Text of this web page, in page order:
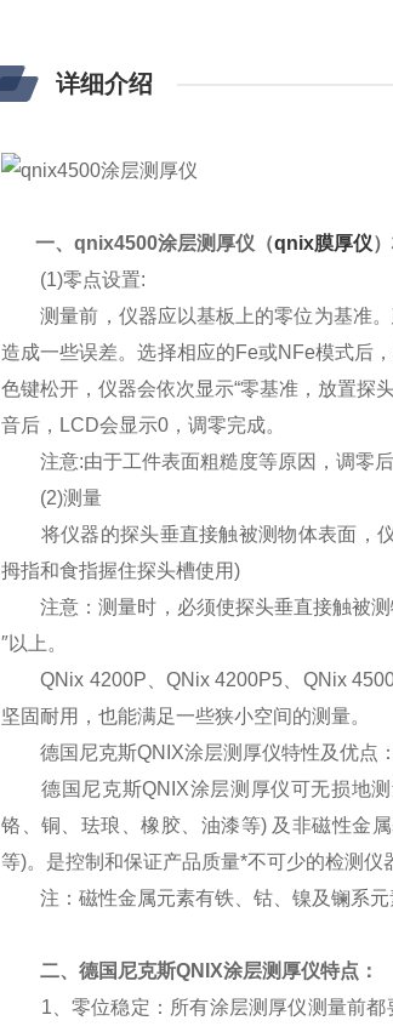
详细介绍
一、qnix4500涂层测厚仪（qnix膜厚仪
(1)零点设置:
测量前，仪器应以基板上的零位为基准。
造成一些误差。选择相应的Fe或NFe模式后
色键松开，仪器会依次显示“零基准，放置探
音后，LCD会显示0，调零完成。
注意:由于工件表面粗糙度等原因，调零后
(2)测量
将仪器的探头垂直接触被测物体表面，仪
拇指和食指握住探头槽使用)
注意：测量时，必须使探头垂直接触被测
″以上。
QNix 4200P、QNix 4200P5、QNix
坚固耐用，也能满足一些狭小空间的测量。
德国尼克斯QNIX涂层测厚仪特性及优点：
德国尼克斯QNIX涂层测厚仪可无损地测
铬、铜、珐琅、橡胶、油漆等) 及非磁性金
等)。是控制和保证产品质量*不可少的检测仪
注：磁性金属元素有铁、钴、镍及镧系元
二、德国尼克斯QNIX涂层测厚仪特点：
1、零位稳定：所有涂层测厚仪测量前都